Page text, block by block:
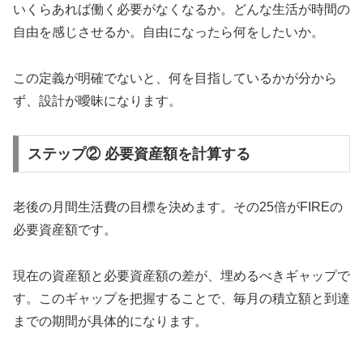
いくらあれば働く必要がなくなるか。どんな生活が時間の
自由を感じさせるか。自由になったら何をしたいか。
この定義が明確でないと、何を目指しているかが分から
ず、設計が曖昧になります。
ステップ② 必要資産額を計算する
老後の月間生活費の目標を決めます。その25倍がFIREの
必要資産額です。
現在の資産額と必要資産額の差が、埋めるべきギャップで
す。このギャップを把握することで、毎月の積立額と到達
までの期間が具体的になります。